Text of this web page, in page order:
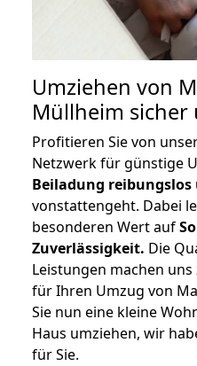
Umziehen von
Müllheim sicher
Profitieren Sie von
Netzwerk für günstige
Beiladung reibungslos
vonstattengeht. Dabei
besonderen Wert auf
Zuverlässigkeit. Die
Leistungen machen
für Ihren Umzug von
Sie nun eine kleine
Haus umziehen, wir
für Sie.